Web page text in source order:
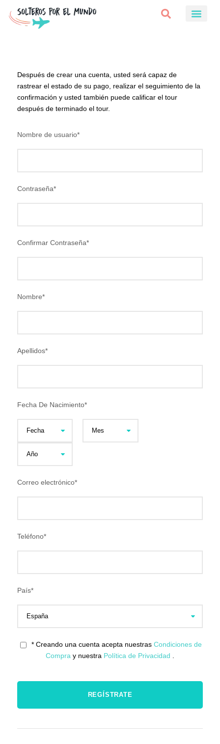
Después de crear una cuenta, usted será capaz de
rastrear el estado de su pago, realizar el seguimiento de la
confirmación y usted también puede calificar el tour
después de terminado el tour.
Nombre de usuario*
Contraseña*
Confirmar Contraseña*
Nombre*
Apellidos*
Fecha De Nacimiento*
Correo electrónico*
Teléfono*
País*
* Creando una cuenta acepta nuestras Condiciones de
Compra y nuestra Política de Privacidad